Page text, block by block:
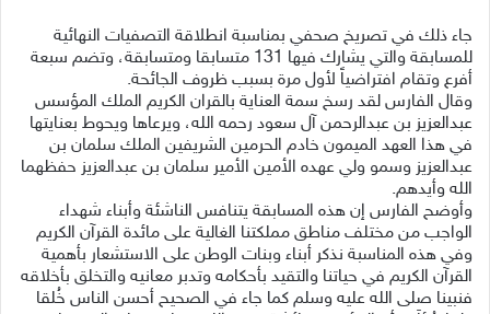
جاء ذلك في تصريخ صحفي بمناسبة انطلاقة التصفيات النهائية
للمسابقة والتي يشارك فيها 131 متسابقا ومتسابقة، وتضم سبعة
أفرع وتقام افتراضياً لأول مرة بسبب ظروف الجائحة.
وقال الفارس لقد رسخ سمة العناية بالقران الكريم الملك المؤسس
عبدالعزيز بن عبدالرحمن آل سعود رحمه الله، ويرعاها ويحوط بعنايتها
في هذا العهد الميمون خادم الحرمين الشريفين الملك سلمان بن
عبدالعزيز وسمو ولي عهده الأمين الأمير سلمان بن عبدالعزيز حفظهما
الله وأيدهم.
وأوضح الفارس إن هذه المسابقة يتنافس الناشئة وأبناء شهداء
الواجب من مختلف مناطق مملكتنا الغالية على مائدة القرآن الكريم
وفي هذه المناسبة نذكر أبناء وبنات الوطن على الاستشعار بأهمية
القرآن الكريم في حياتنا والتقيد بأحكامه وتدبر معانيه والتخلق بأخلاقه
فنبينا صلى الله عليه وسلم كما جاء في الصحيح أحسن الناس خُلقا